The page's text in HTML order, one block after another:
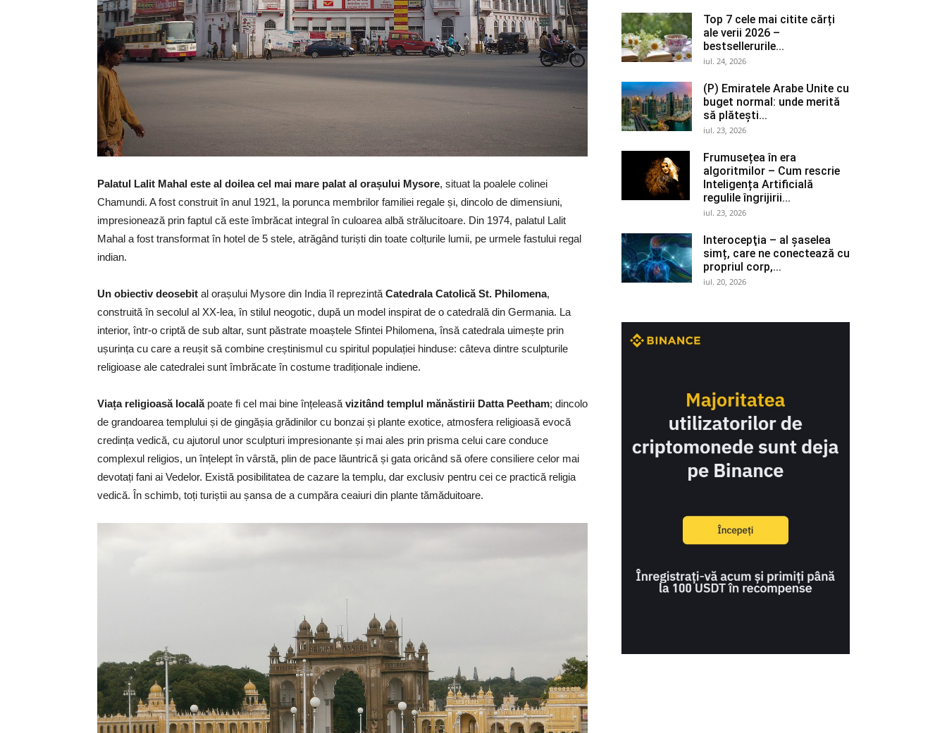
Palatul Lalit Mahal este al doilea cel mai mare palat al orașului Mysore, situat la poalele colinei
Chamundi. A fost construit în anul 1921, la porunca membrilor familiei regale și, dincolo de dimensiuni,
impresionează prin faptul că este îmbrăcat integral în culoarea albă strălucitoare. Din 1974, palatul Lalit
Mahal a fost transformat în hotel de 5 stele, atrăgând turiști din toate colțurile lumii, pe urmele fastului regal
indian.
Un obiectiv deosebit al orașului Mysore din India îl reprezintă Catedrala Catolică St. Philomena,
construită în secolul al XX-lea, în stilul neogotic, după un model inspirat de o catedrală din Germania. La
interior, într-o criptă de sub altar, sunt păstrate moaștele Sfintei Philomena, însă catedrala uimește prin
ușurința cu care a reușit să combine creștinismul cu spiritul populației hinduse: câteva dintre sculpturile
religioase ale catedralei sunt îmbrăcate în costume tradiționale indiene.
Viața religioasă localăpoate fi cel mai bine înțeleasă vizitând templul mănăstirii Datta Peetham; dincolo
de grandoarea templului și de gingășia grădinilor cu bonzai și plante exotice, atmosfera religioasă evocă
credința vedică, cu ajutorul unor sculpturi impresionante și mai ales prin prisma celui care conduce
complexul religios, un înțelept în vârstă, plin de pace lăuntrică și gata oricând să ofere consiliere celor mai
devotați fani ai Vedelor. Există posibilitatea de cazare la templu, dar exclusiv pentru cei ce practică religia
vedică. În schimb, toți turiștii au șansa de a cumpăra ceaiuri din plante tămăduitoare.
Top 7 cele mai citite cărți
ale verii 2026 –
bestsellerurile...
iul. 24, 2026
(P) Emiratele Arabe Unite cu
buget normal: unde merită
să plătești...
iul. 23, 2026
Frumusețea în era
algoritmilor – Cum rescrie
Inteligența Artificială
regulile îngrijirii...
iul. 23, 2026
Interocepţia – al șaselea
simț, care ne conectează cu
propriul corp,...
iul. 20, 2026